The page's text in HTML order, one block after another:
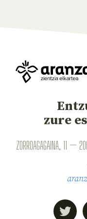
zure
ZORROAGAGAINA, 11 —